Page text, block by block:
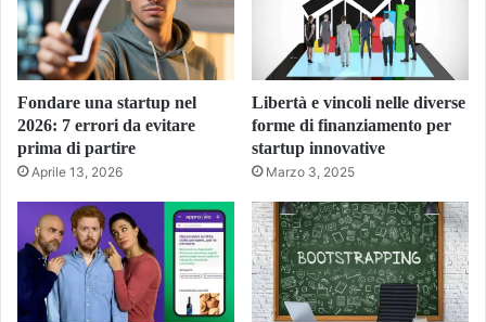
Fondare una startup nel
2026: 7 errori da evitare
prima di partire
Aprile 13, 2026
Libertà e vincoli nelle diverse
forme di finanziamento per
startup innovative
Marzo 3, 2025